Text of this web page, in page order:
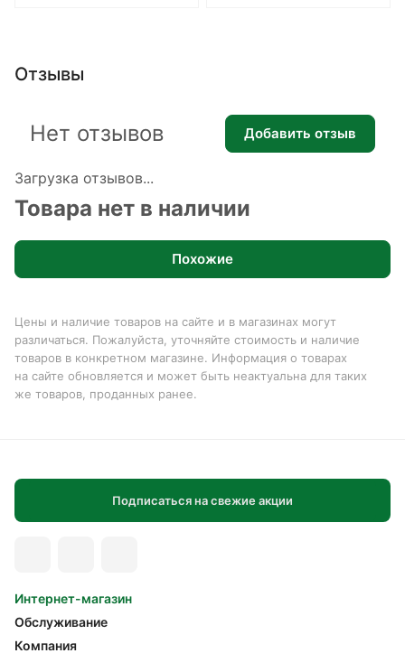
Отзывы
Загрузка отзывов...
Нет отзывов Добавить отзыв
Товара нет в наличии
Похожие
Цены и наличие товаров на сайте и в магазинах могут
различаться. Пожалуйста, уточняйте стоимость и наличие
товаров в конкретном магазине. Информация о товарах
на сайте обновляется и может быть неактуальна для таких
же товаров, проданных ранее.
Подписаться на свежие акции
Интернет-магазин
Обслуживание
Компания